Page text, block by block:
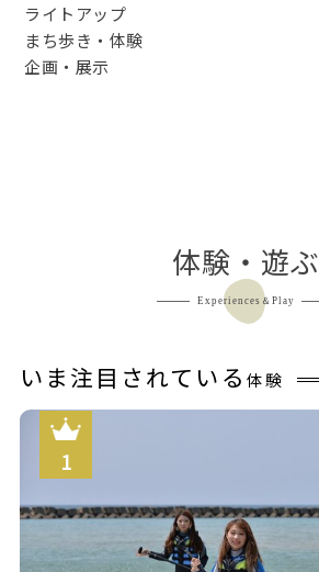
ライトアップ
まち歩き・体験
企画・展示
体験・遊ぶ
Experiences＆Play
いま注目されている 体験